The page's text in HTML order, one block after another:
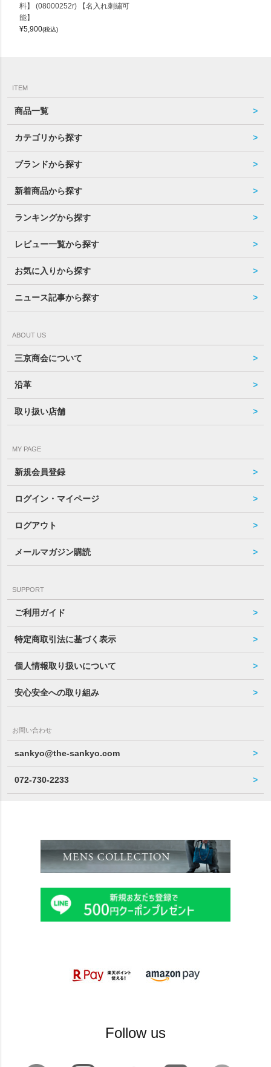
料】 (08000252r) 【名入れ刺繍可
能】
¥5,900(税込)
ITEM
商品一覧
カテゴリから探す
ブランドから探す
新着商品から探す
ランキングから探す
レビュー一覧から探す
お気に入りから探す
ニュース記事から探す
ABOUT US
三京商会について
沿革
取り扱い店舗
MY PAGE
新規会員登録
ログイン・マイページ
ログアウト
メールマガジン購読
SUPPORT
ご利用ガイド
特定商取引法に基づく表示
個人情報取り扱いについて
安心安全への取り組み
お問い合わせ
sankyo@the-sankyo.com
072-730-2233
Follow us